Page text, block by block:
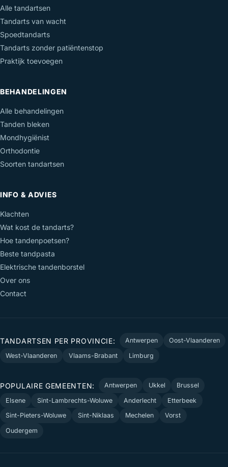
Alle tandartsen
Tandarts van wacht
Spoedtandarts
Tandarts zonder patiëntenstop
Praktijk toevoegen
BEHANDELINGEN
Alle behandelingen
Tanden bleken
Mondhygiënist
Orthodontie
Soorten tandartsen
INFO & ADVIES
Klachten
Wat kost de tandarts?
Hoe tandenpoetsen?
Beste tandpasta
Elektrische tandenborstel
Over ons
Contact
TANDARTSEN PER PROVINCIE: Antwerpen
Oost-Vlaanderen
West-Vlaanderen
Vlaams-Brabant Limburg
POPULAIRE GEMEENTEN: Antwerpen Ukkel
Brussel
Elsene
Sint-Lambrechts-Woluwe Anderlecht
Etterbeek
Sint-Pieters-Woluwe
Sint-Niklaas Mechelen
Vorst
Oudergem